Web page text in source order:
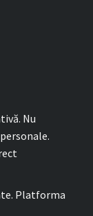
Nu
Platforma